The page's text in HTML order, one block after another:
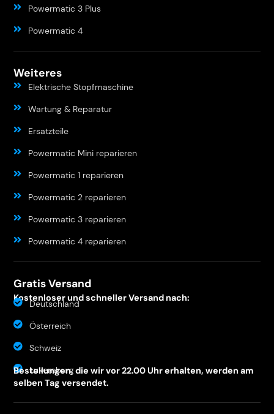
Powermatic 3 Plus
Powermatic 4
Weiteres
Elektrische Stopfmaschine
Wartung & Reparatur
Ersatzteile
Powermatic Mini reparieren
Powermatic 1 reparieren
Powermatic 2 reparieren
Powermatic 3 reparieren
Powermatic 4 reparieren
Gratis Versand
Kostenloser und schneller Versand nach:
Deutschland
Österreich
Schweiz
Luxemburg
Bestellungen, die wir vor 22.00 Uhr erhalten, werden am
selben Tag versendet.